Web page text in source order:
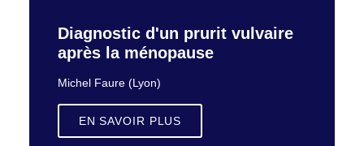
Diagnostic d'un prurit vulvaire
après la ménopause
Michel Faure (Lyon)
EN SAVOIR PLUS